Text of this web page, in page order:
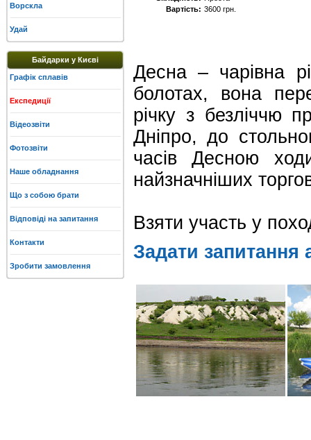
Ворскла
Удай
Байдарки у Києві
Графік сплавів
Експедиції
Відеозвіти
Фотозвіти
Наше обладнання
Що з собою брати
Відповіді на запитання
Контакти
Зробити замовлення
Вартість: 3600 грн.
Десна – чарівна
болотах, вона
річку з безліччю
Дніпро, до
часів Десною
найзначніших
Взяти участь у
Задати запитання